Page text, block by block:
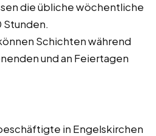
die übliche wöchentliche
Schichten während
und an Feiertagen
in Engelskirchen